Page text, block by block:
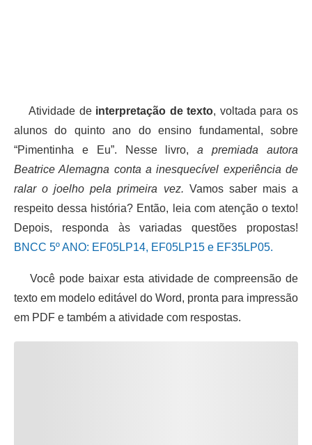
Atividade deinterpretação de texto, voltada para os
alunos do quinto ano do ensino fundamental, sobre
“Pimentinha e Eu”. Nesse livro,a premiada autora
Beatrice Alemagna conta a inesquecível experiência de
ralar o joelho pela primeira vez. Vamos saber mais a
respeito dessa história? Então, leia com atenção o texto!
Depois, responda às variadas questões propostas!
BNCC 5º ANO: EF05LP14, EF05LP15 e EF35LP05.
Você pode baixar esta atividade de compreensão de
texto em modelo editável do Word, pronta para impressão
em PDF e também a atividade com respostas.